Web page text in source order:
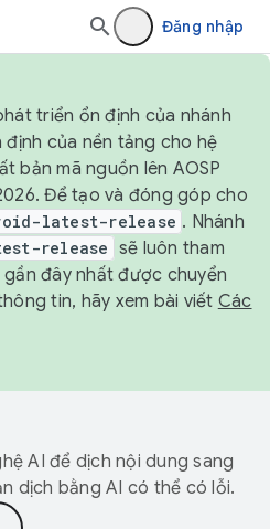
Đăng nhập
triển ổn định của nhánh
của nền tảng cho hệ
bản mã nguồn lên AOSP
Để tạo và đóng góp cho
latest-release . Nhánh
release sẽ luôn tham
đây nhất được chuyển
tin, hãy xem bài viết Các
AI để dịch nội dung sang
dịch bằng AI có thể có lỗi.